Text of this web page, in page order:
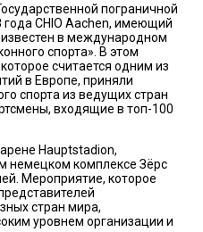
пограничной
CHIO Aachen, имеющий
в международном
спорта». В этом
считается одним из
в Европе, приняли
спорта из ведущих стран
входящие в топ-100
Hauptstadion,
немецком комплексе Зёрс
Мероприятие, которое
стран мира,
уровнем организации и